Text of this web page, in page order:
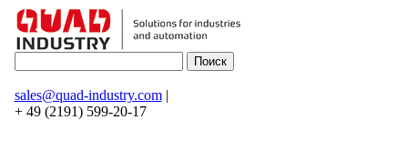
sales@quad-industry.com|
+ 49 (2191) 599-20-17